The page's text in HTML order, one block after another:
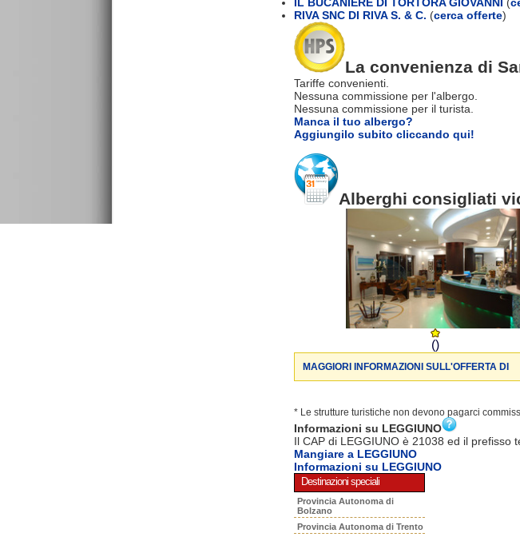
RIVA SNC DI RIVA S. & C. (cerca offerte)
La convenienza di
Tariffe convenienti.
Nessuna commissione per l'albergo.
Nessuna commissione per il turista.
Manca il tuo albergo?
Aggiungilo subito cliccando qui!
Alberghi consigliati
()
MAGGIORI INFORMAZIONI SULL'OFFERTA DI
* Le strutture turistiche non devono pagarci
Informazioni su LEGGIUNO
Il CAP di LEGGIUNO è 21038 ed il prefisso
Mangiare a LEGGIUNO
Informazioni su LEGGIUNO
Destinazioni speciali
Provincia Autonoma di
Bolzano
Provincia Autonoma di Trento